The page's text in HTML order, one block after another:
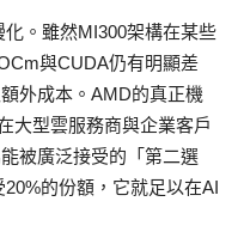
。雖然MI300架構在某些
與CUDA仍有明顯差
外成本。AMD的真正機
大型雲服務商與企業客戶
被廣泛接受的「第二選
的份額，它就足以在AI